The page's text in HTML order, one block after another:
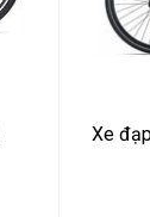
Xe